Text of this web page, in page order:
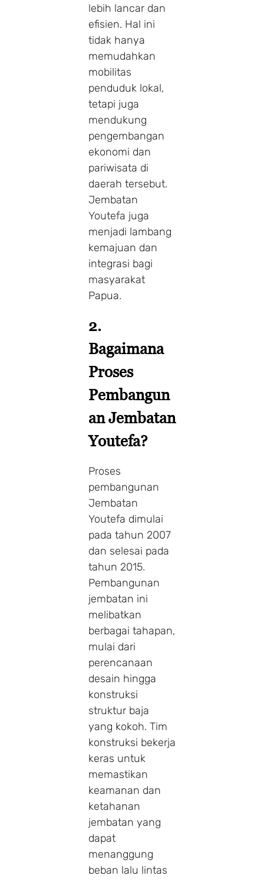
lebih lancar dan
efisien. Hal ini
tidak hanya
memudahkan
mobilitas
penduduk lokal,
tetapi juga
mendukung
pengembangan
ekonomi dan
pariwisata di
daerah tersebut.
Jembatan
Youtefa juga
menjadi lambang
kemajuan dan
integrasi bagi
masyarakat
Papua.
2.
Bagaimana
Proses
Pembangun
an Jembatan
Youtefa?
Proses
pembangunan
Jembatan
Youtefa dimulai
pada tahun 2007
dan selesai pada
tahun 2015.
Pembangunan
jembatan ini
melibatkan
berbagai tahapan,
mulai dari
perencanaan
desain hingga
konstruksi
struktur baja
yang kokoh. Tim
konstruksi bekerja
keras untuk
memastikan
keamanan dan
ketahanan
jembatan yang
dapat
menanggung
beban lalu lintas
Make a Booking
Search